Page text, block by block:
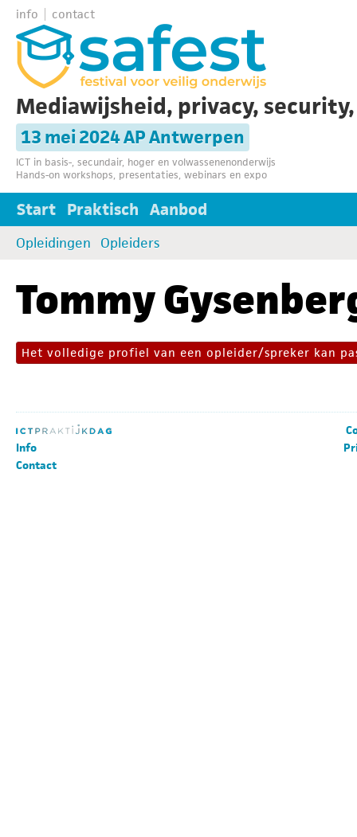
info contact
Mediawijsheid, privacy,
13 mei 2024 AP Antwerpen
ICT in basis-, secundair, hoger en volwassenenonderwijs
Hands-on workshops, presentaties, webinars en expo
Start Praktisch Aanbod
Opleidingen Opleiders
Tommy
Het volledige profiel van een opleider/spreker kan
Info
Contact